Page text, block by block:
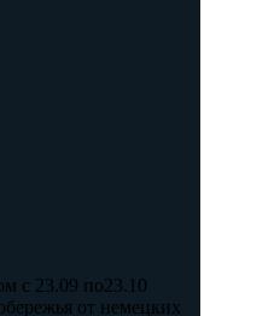
с 23.09 по23.10
от немецких